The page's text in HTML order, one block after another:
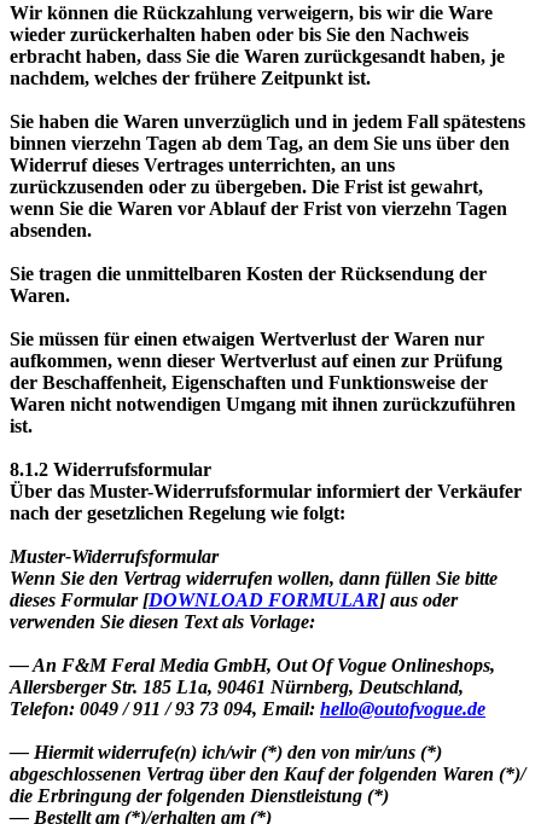
Wir können die Rückzahlung verweigern, bis wir die Ware
wieder zurückerhalten haben oder bis Sie den Nachweis
erbracht haben, dass Sie die Waren zurückgesandt haben, je
nachdem, welches der frühere Zeitpunkt ist.
Sie haben die Waren unverzüglich und in jedem Fall spätestens
binnen vierzehn Tagen ab dem Tag, an dem Sie uns über den
Widerruf dieses Vertrages unterrichten, an uns
zurückzusenden oder zu übergeben. Die Frist ist gewahrt,
wenn Sie die Waren vor Ablauf der Frist von vierzehn Tagen
absenden.
Sie tragen die unmittelbaren Kosten der Rücksendung der
Waren.
Sie müssen für einen etwaigen Wertverlust der Waren nur
aufkommen, wenn dieser Wertverlust auf einen zur Prüfung
der Beschaffenheit, Eigenschaften und Funktionsweise der
Waren nicht notwendigen Umgang mit ihnen zurückzuführen
ist.
8.1.2 Widerrufsformular
Über das Muster-Widerrufsformular informiert der Verkäufer
nach der gesetzlichen Regelung wie folgt:
Muster-Widerrufsformular
Wenn Sie den Vertrag widerrufen wollen, dann füllen Sie bitte
dieses Formular[DOWNLOAD FORMULAR] aus oder
verwenden Sie diesen Text als Vorlage:
— An F&M Feral Media GmbH, Out Of Vogue Onlineshops,
Allersberger Str. 185 L1a, 90461 Nürnberg, Deutschland,
Telefon: 0049 / 911 / 93 73 094, Email: hello@outofvogue.de
— Hiermit widerrufe(n) ich/wir (*) den von mir/uns (*)
abgeschlossenen Vertrag über den Kauf der folgenden Waren (*)/
die Erbringung der folgenden Dienstleistung (*)
— Bestellt am (*)/erhalten am (*)